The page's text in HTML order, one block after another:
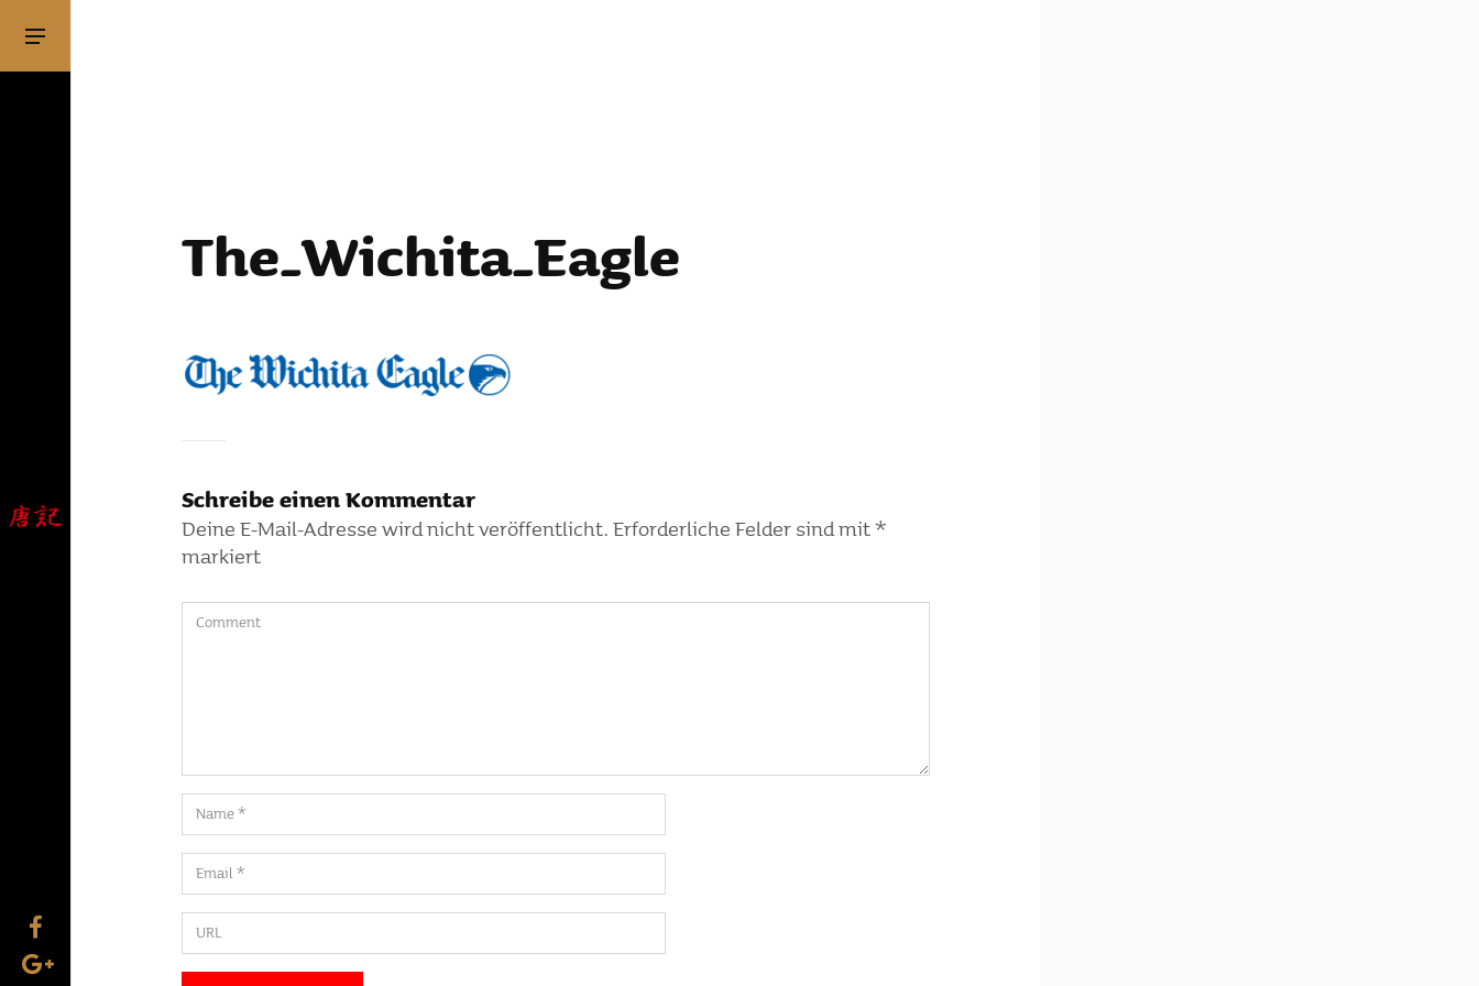
The_Wichita_Eagle
Schreibe einen Kommentar
Deine E-Mail-Adresse wird nicht veröffentlicht. Erforderliche Felder sind mit*
markiert
Comment
Name
Email